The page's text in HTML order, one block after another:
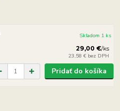
29,00 €/ks
23,58 € bez DPH
Skladom 1 ks
Pridať do košíka